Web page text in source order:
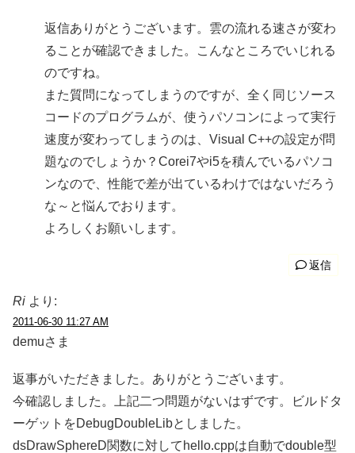
返信ありがとうございます。雲の流れる速さが変わ
ることが確認できました。こんなところでいじれる
のですね。
また質問になってしまうのですが、全く同じソース
コードのプログラムが、使うパソコンによって実行
速度が変わってしまうのは、Visual C++の設定が問
題なのでしょうか？Corei7やi5を積んでいるパソコ
ンなので、性能で差が出ているわけではないだろう
な～と悩んでおります。
よろしくお願いします。
返信
Ri より:
2011-06-30 11:27 AM
demuさま
返事がいただきました。ありがとうございます。
今確認しました。上記二つ問題がないはずです。ビルドタ
ーゲットをDebugDoubleLibとしました。
dsDrawSphereD関数に対してhello.cppは自動でdouble型